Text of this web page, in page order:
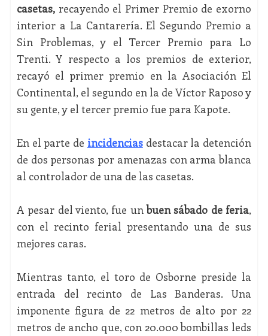
casetas,recayendo el Primer Premio de exorno
interior a La Cantarería. El Segundo Premio a
Sin Problemas, y el Tercer Premio para Lo
Trenti. Y respecto a los premios de exterior,
recayó el primer premio en la Asociación El
Continental, el segundo en la de Víctor Raposo y
su gente, y el tercer premio fue para Kapote.
En el parte de incidenciasdestacar la detención
de dos personas por amenazas con arma blanca
al controlador de una de las casetas.
A pesar del viento, fue unbuen sábado de feria,
con el recinto ferial presentando una de sus
mejores caras.
Mientras tanto, el toro de Osborne preside la
entrada del recinto de Las Banderas. Una
imponente figura de 22 metros de alto por 22
metros de ancho que, con 20.000 bombillas leds